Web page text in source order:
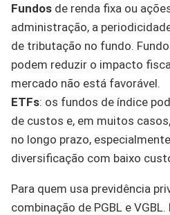
Fundos de renda fixa ou
administração, a
de tributação no fundo.
podem reduzir o impacto
mercado não está favorável.
ETFs: os fundos de índice
de custos e, em muitos
no longo prazo,
diversificação com baixo
Para quem usa previdência
combinação de PGBL e